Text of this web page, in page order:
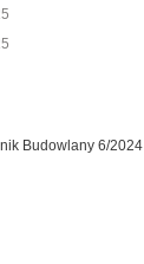
Budowlany 6/2024